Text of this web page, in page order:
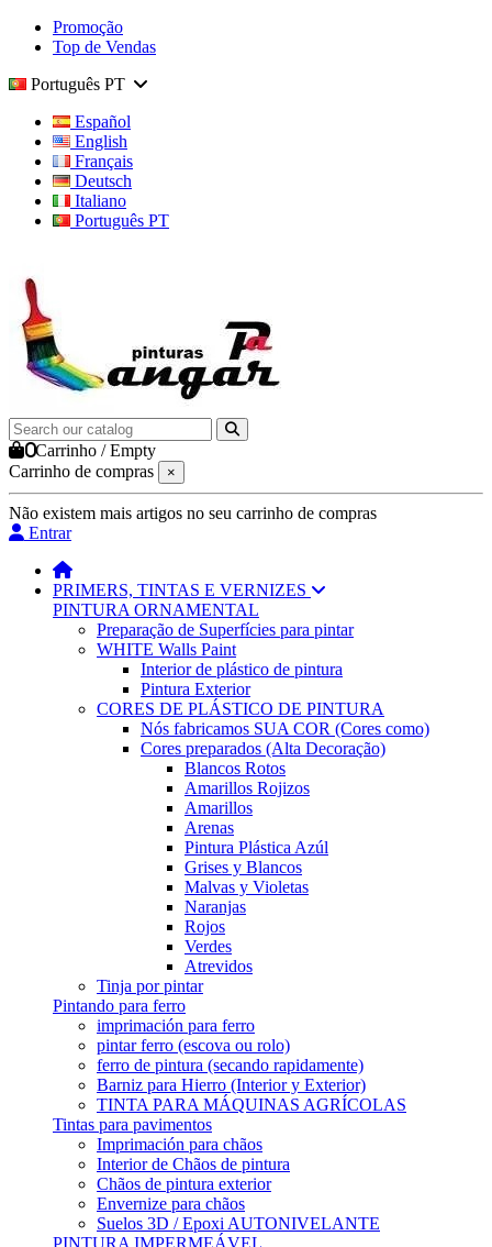
Promoção
Top de Vendas
Português PT
Español
English
Français
Deutsch
Italiano
Português PT
0Carrinho /Empty
Carrinho de compras
×
Não existem mais artigos no seu carrinho de compras
Entrar
PRIMERS, TINTAS E VERNIZES
PINTURA ORNAMENTAL
Preparação de Superfícies para pintar
WHITE Walls Paint
Interior de plástico de pintura
Pintura Exterior
CORES DE PLÁSTICO DE PINTURA
Nós fabricamos SUA COR (Cores como)
Cores preparados (Alta Decoração)
Blancos Rotos
Amarillos Rojizos
Amarillos
Arenas
Pintura Plástica Azúl
Grises y Blancos
Malvas y Violetas
Naranjas
Rojos
Verdes
Atrevidos
Tinja por pintar
Pintando para ferro
imprimación para ferro
pintar ferro (escova ou rolo)
ferro de pintura (secando rapidamente)
Barniz para Hierro (Interior y Exterior)
TINTA PARA MÁQUINAS AGRÍCOLAS
Tintas para pavimentos
Imprimación para chãos
Interior de Chãos de pintura
Chãos de pintura exterior
Envernize para chãos
Suelos 3D / Epoxi AUTONIVELANTE
PINTURA IMPERMEÁVEL